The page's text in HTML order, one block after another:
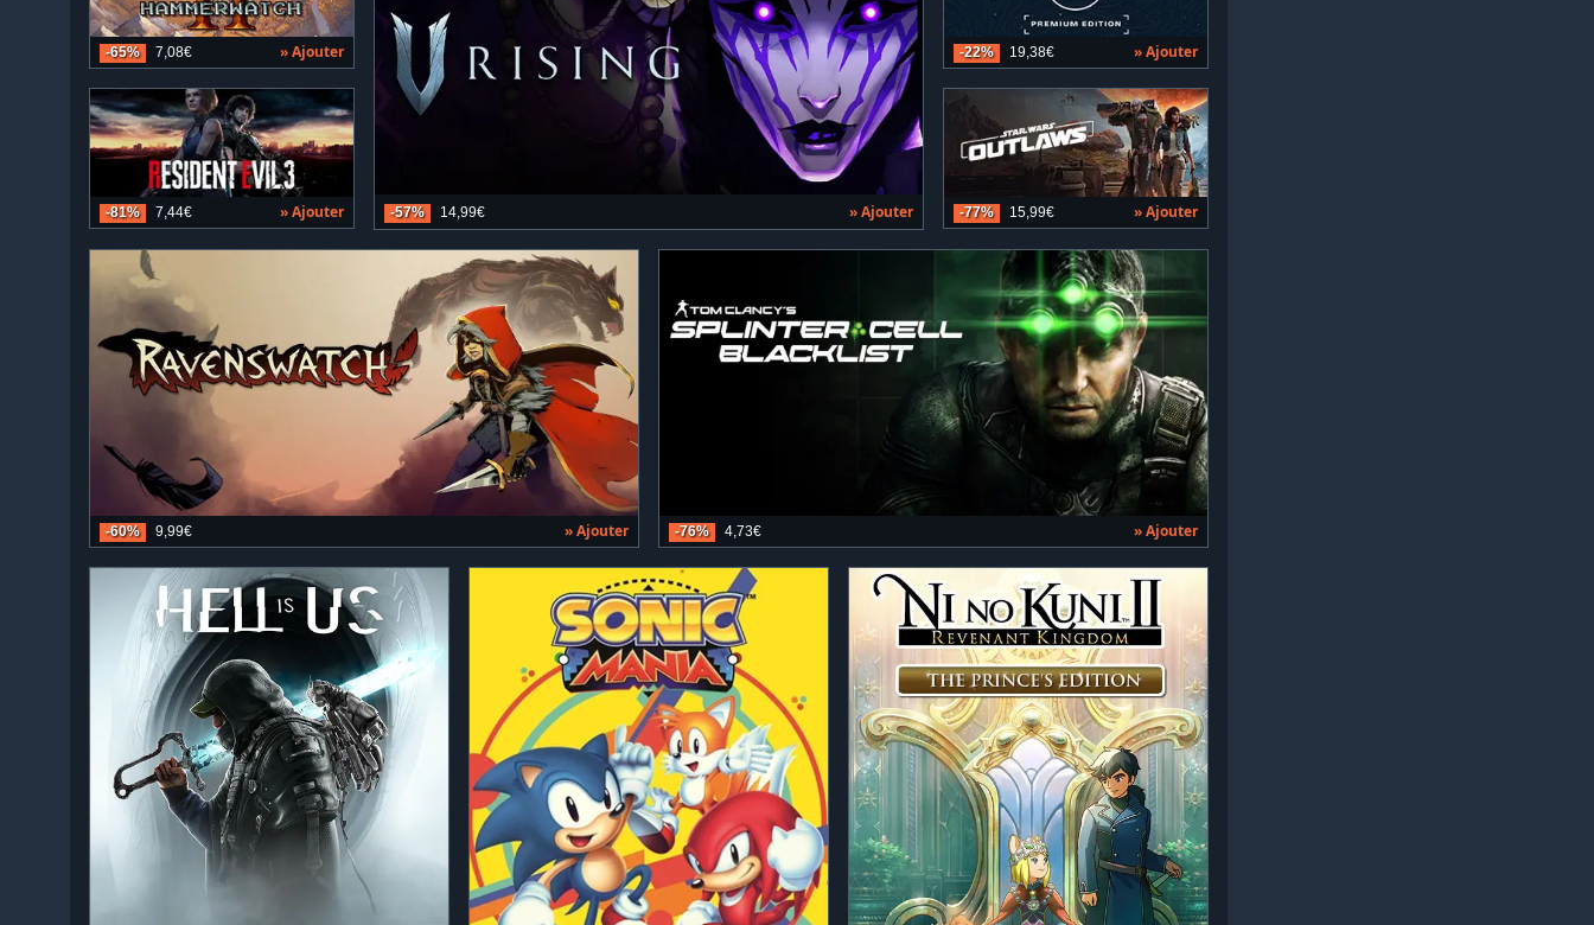
-65% 7,08€ » Ajouter
-81% 7,44€ » Ajouter -57% 14,99€ » Ajouter
-22% 19,38€ » Ajouter
-77% 15,99€ » Ajouter
-60% 9,99€ » Ajouter -76% 4,73€ » Ajouter